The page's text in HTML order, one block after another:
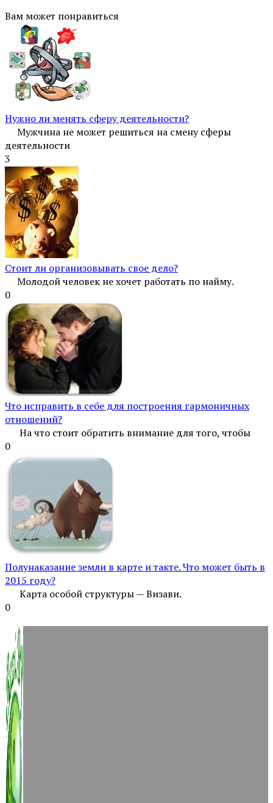
Вам может понравиться
Нужно ли менять сферу деятельности?
Мужчина не может решиться на смену сферы
деятельности
3
Стоит ли организовывать свое дело?
Молодой человек не хочет работать по найму.
0
Что исправить в себе для построения гармоничных
отношений?
На что стоит обратить внимание для того, чтобы
0
Полунаказание земли в карте и такте. Что может быть в
2015 году?
Карта особой структуры — Визави.
0